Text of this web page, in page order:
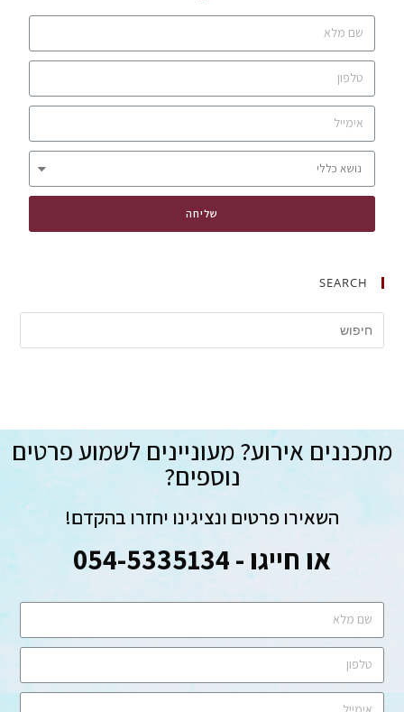
שליחה
SEARCH
מתכננים אירוע? מעוניינים לשמוע פרטים
נוספים?
השאירו פרטים ונציגינו יחזרו בהקדם!
או חייגו - 054-5335134